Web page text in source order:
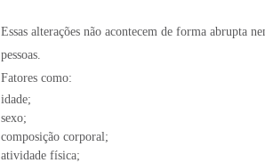
Essas alterações não acontecem de forma abrupta
pessoas.
Fatores como:
idade;
sexo;
composição corporal;
atividade física;